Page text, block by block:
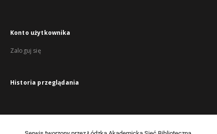
Konto użytkownika
Zaloguj się
Historia przeglądania